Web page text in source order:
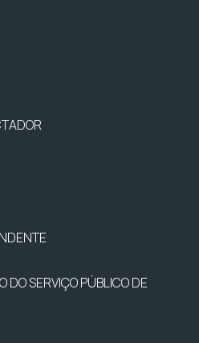
DO SERVIÇO PÚBLICO DE